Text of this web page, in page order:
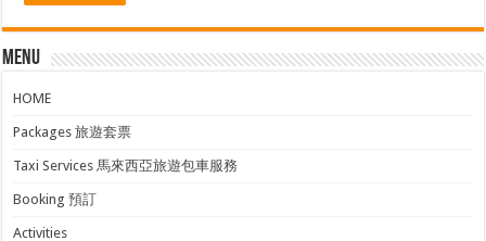
Menu
HOME
Packages 旅遊套票
Taxi Services 馬來西亞旅遊包車服務
Booking 預訂
Activities